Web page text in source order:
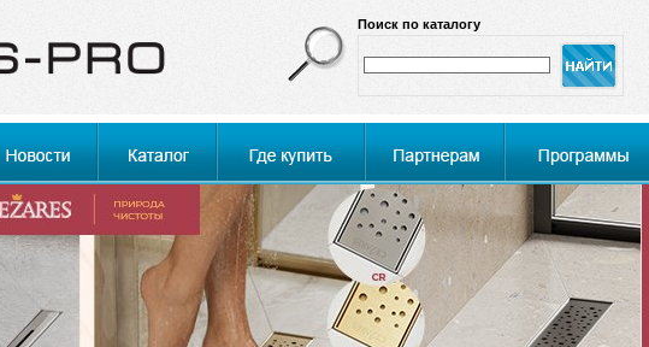
Поиск по каталогу